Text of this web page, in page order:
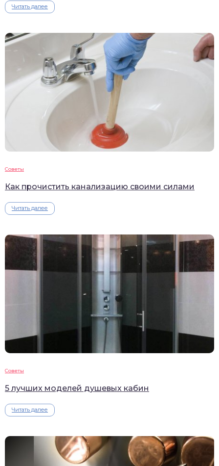
Читать далее
Советы
Как прочистить канализацию своими силами
Читать далее
Советы
5 лучших моделей душевых кабин
Читать далее